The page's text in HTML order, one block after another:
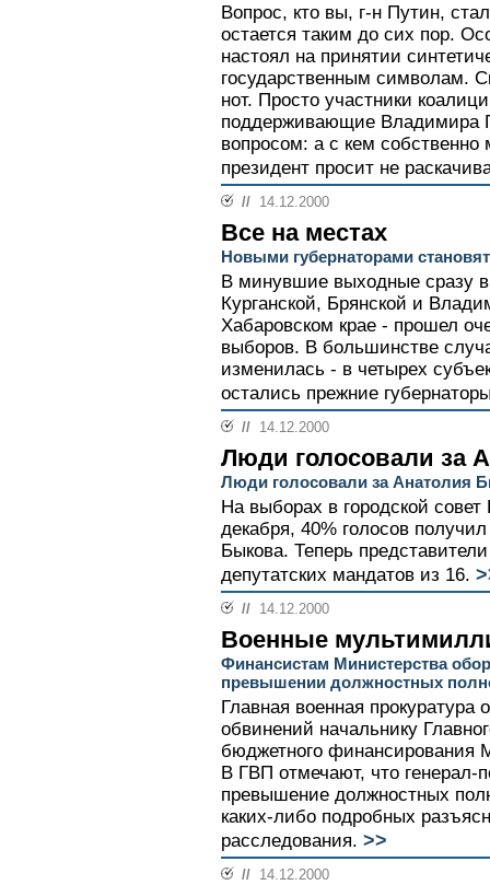
Вопрос, кто вы, г-н Путин,
остается таким до сих пор.
настоял на принятии
государственным символам.
нот. Просто участники
поддерживающие Владимира
вопросом: а с кем
президент просит не
// 14.12.2000
Все на местах
Новыми губернаторами
В минувшие выходные сразу
Курганской, Брянской и
Хабаровском крае - прошел
выборов. В большинстве
изменилась - в четырех
остались прежние
// 14.12.2000
Люди голосовали за
Люди голосовали за Анатолия
На выборах в городской
декабря, 40% голосов
Быкова. Теперь
депутатских мандатов из 16.
// 14.12.2000
Военные
Финансистам Министерства
превышении должностных
Главная военная
обвинений начальнику
бюджетного финансирования
В ГВП отмечают, что генерал-
превышение должностных
каких-либо подробных
расследования. >>
// 14.12.2000